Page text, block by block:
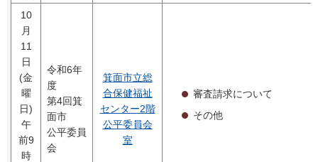
10
月
11
日
(金
曜
日)
午
前9
時
令和6年
度
第4回箕
面市
公平委員
会
箕面市立総
合保健福祉
センター2階
公平委員会
室
審査請求について
その他